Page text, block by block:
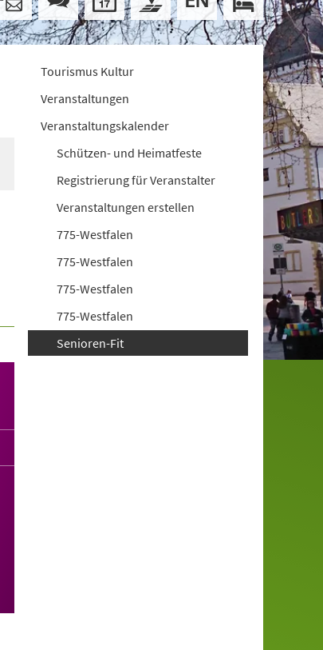
Tourismus Kultur
Veranstaltungen
Veranstaltungskalender
Schützen- und Heimatfeste
Registrierung für Veranstalter
Veranstaltungen erstellen
775-Westfalen
775-Westfalen
775-Westfalen
775-Westfalen
Senioren-Fit